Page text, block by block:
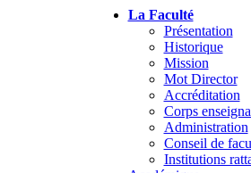
La Faculté
Présentation
Historique
Mission
Mot Director
Accréditation
Corps
Administration
Conseil de
Institutions